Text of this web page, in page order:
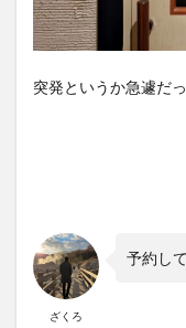
突発というか急遽だ
ざくろ
予約し